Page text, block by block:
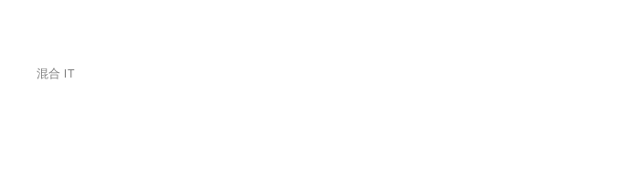
混合 IT